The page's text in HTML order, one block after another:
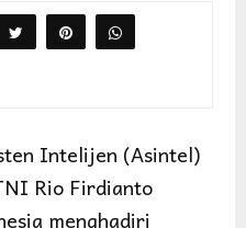
Intelijen (Asintel)
Rio Firdianto
menghadiri